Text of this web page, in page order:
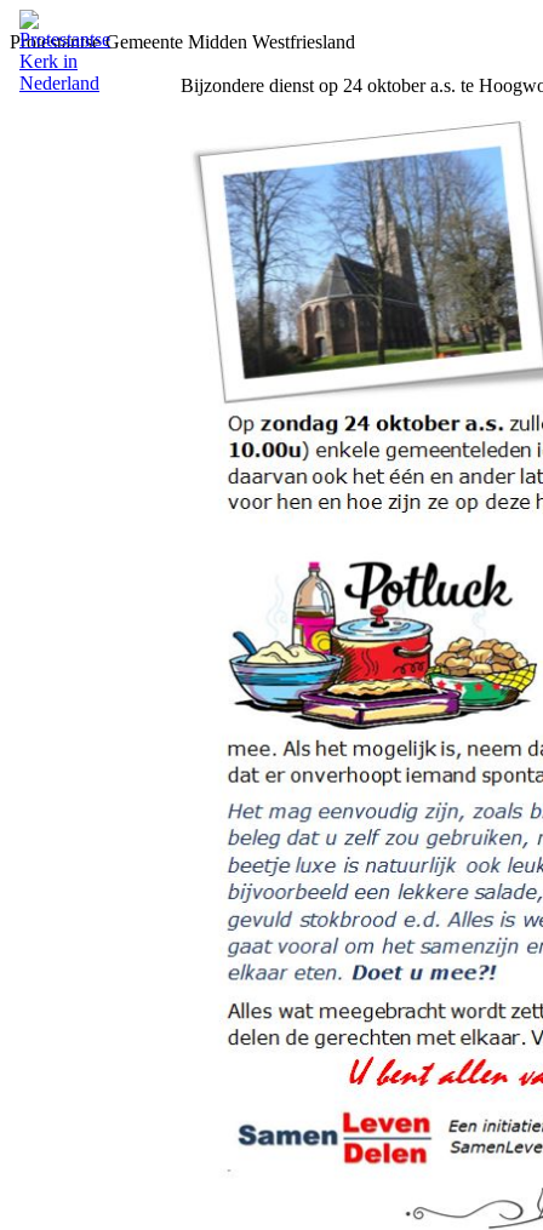
Protestantse Gemeente Midden Westfriesland
Bijzondere dienst op 24 oktober a.s. te